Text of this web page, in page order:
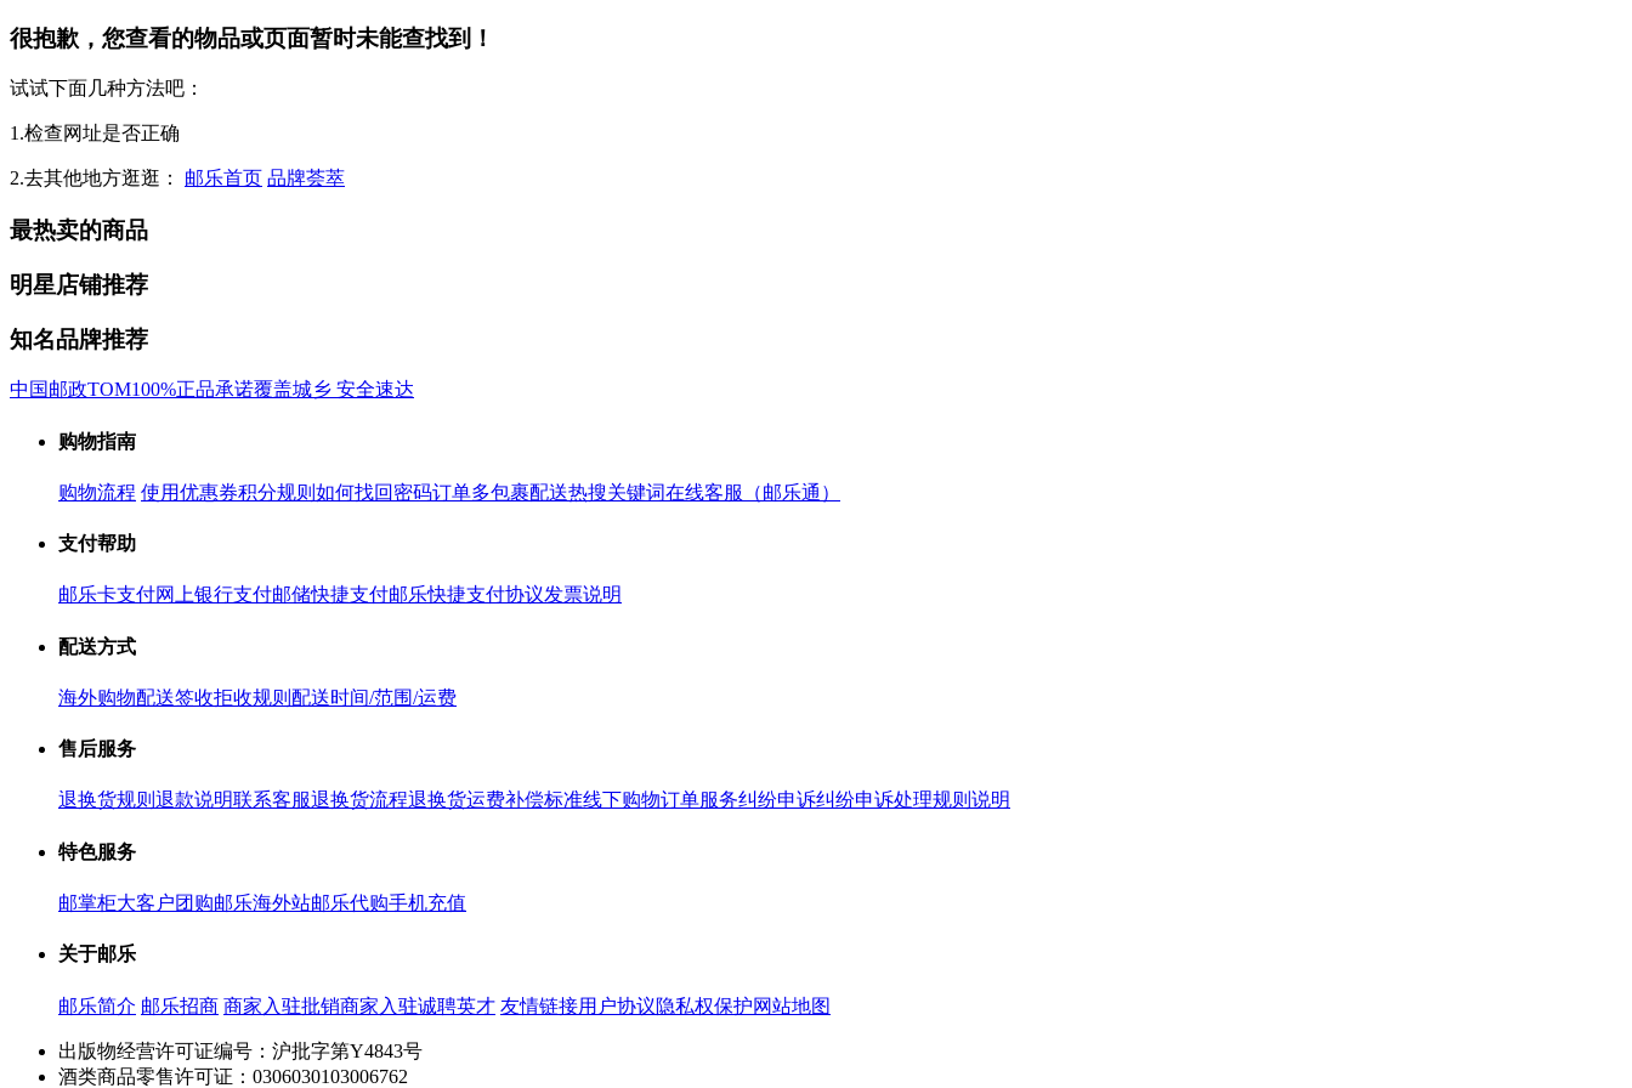
很抱歉，您查看的物品或页面暂时未能查找到！
试试下面几种方法吧：
1.检查网址是否正确
2.去其他地方逛逛： 邮乐首页 品牌荟萃
最热卖的商品
明星店铺推荐
知名品牌推荐
中国邮政TOM100%正品承诺覆盖城乡 安全速达
购物指南
购物流程 使用优惠券积分规则 如何找回密码订单多包裹配送热搜关键词在线客服（邮乐通）
支付帮助
邮乐卡支付网上银行支付邮储快捷支付邮乐快捷支付协议发票说明
配送方式
海外购物配送签收拒收规则 配送时间/范围/运费
售后服务
退换货规则 退款说明联系客服退换货流程退换货运费补偿标准线下购物订单服务纠纷申诉纠纷申诉处理规则说明
特色服务
邮掌柜大客户团购邮乐海外站邮乐代购手机充值
关于邮乐
邮乐简介 邮乐招商 商家入驻批销商家入驻诚聘英才 友情链接用户协议隐私权保护网站地图
出版物经营许可证编号：沪批字第Y4843号
酒类商品零售许可证：0306030103006762